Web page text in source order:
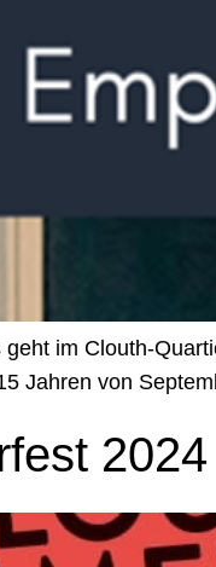
im Clouth-
Jahren von
2024